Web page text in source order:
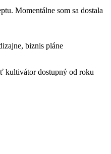
Momentálne som sa dostala
biznis pláne
kultivátor dostupný od roku